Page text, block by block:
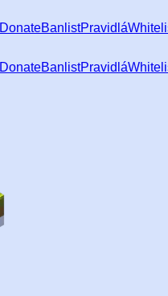
DonateBanlistPravidlá
DonateBanlistPravidlá